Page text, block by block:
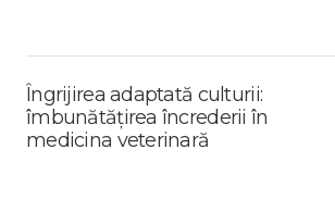
Îngrijirea adaptată culturii:
îmbunătățirea încrederii în
medicina veterinară